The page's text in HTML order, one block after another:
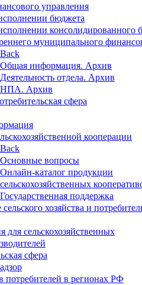
управления
бюджета
консолидированного
муниципального
Back
Общая информация. Архив
Деятельность отдела. Архив
НПА. Архив
сфера
кооперации
Back
Основные вопросы
Онлайн-каталог продукции
сельскохозяйственных
Государственная поддержка
хозяйства и
для сельскохозяйственных
сфера
потребителей в регионах РФ